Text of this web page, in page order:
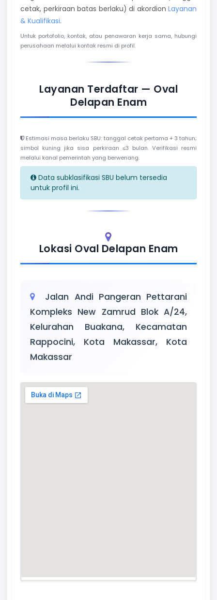
cetak, perkiraan batas berlaku) di akordion Layanan
& Kualifikasi.
Untuk portofolio, kontak, atau penawaran kerja sama, hubungi
perusahaan melalui kontak resmi di profil.
Layanan Terdaftar — Oval
Delapan Enam
Estimasi masa berlaku SBU: tanggal cetak pertama + 3 tahun;
simbol kuning jika sisa perkiraan ≤3 bulan. Verifikasi resmi
melalui kanal pemerintah yang berwenang.
Data subklasifikasi SBU belum tersedia
untuk profil ini.
Lokasi Oval Delapan Enam
Jalan Andi Pangeran Pettarani
Kompleks New Zamrud Blok A/24,
Kelurahan Buakana, Kecamatan
Rappocini, Kota Makassar, Kota
Makassar